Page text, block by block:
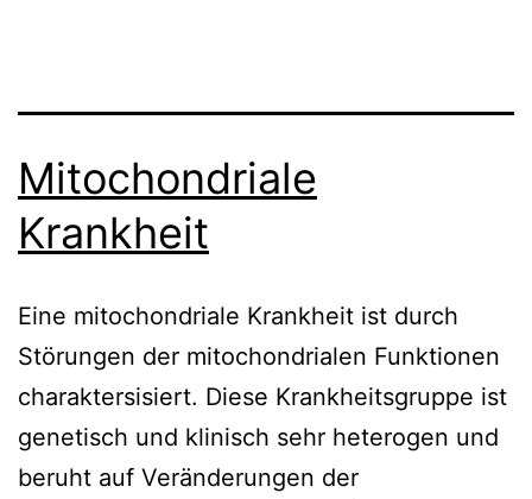
Mitochondriale
Krankheit
Eine mitochondriale Krankheit ist durch
Störungen der mitochondrialen Funktionen
charaktersisiert. Diese Krankheitsgruppe ist
genetisch und klinisch sehr heterogen und
beruht auf Veränderungen der